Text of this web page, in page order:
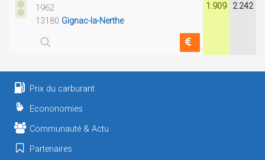
1962
13180 Gignac-la-Nerthe
1.909 2.242
Prix du carburant
Econonomies
Communauté & Actu
Partenaires